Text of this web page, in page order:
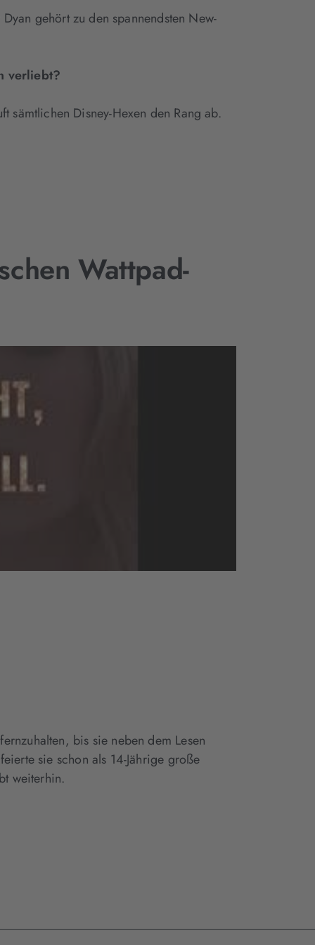
gehört zu den spannendsten New-
verliebt?
sämtlichen Disney-Hexen den Rang ab.
Wattpad-
bis sie neben dem Lesen
sie schon als 14-Jährige große
weiterhin.